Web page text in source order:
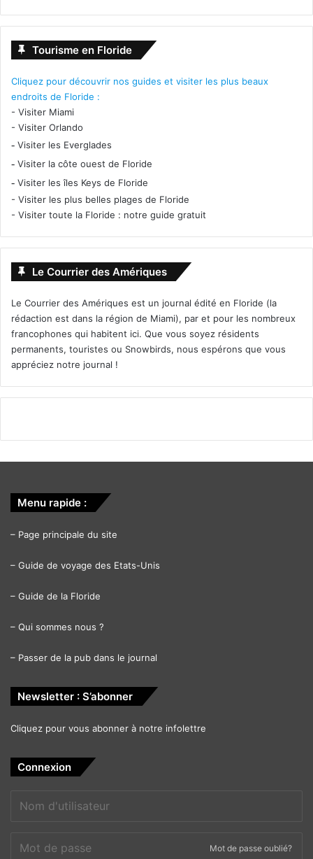
Tourisme en Floride
Cliquez pour découvrir nos guides et visiter les plus beaux
endroits de Floride :
- Visiter Miami
- Visiter Orlando
- Visiter les Everglades
- Visiter la côte ouest de Floride
- Visiter les îles Keys de Floride
- Visiter les plus belles plages de Floride
- Visiter toute la Floride : notre guide gratuit
Le Courrier des Amériques
Le Courrier des Amériques est un journal édité en Floride (la
rédaction est dans la région de Miami), par et pour les nombreux
francophones qui habitent ici. Que vous soyez résidents
permanents, touristes ou Snowbirds, nous espérons que vous
appréciez notre journal !
Menu rapide :
– Page principale du site
– Guide de voyage des Etats-Unis
– Guide de la Floride
– Qui sommes nous ?
– Passer de la pub dans le journal
Newsletter : S’abonner
Cliquez pour vous abonner à notre infolettre
Connexion
Mot de passe oublié?